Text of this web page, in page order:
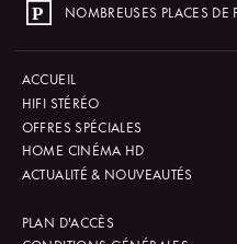
NOMBREUSES PLACES DE
ACCUEIL
HIFI STÉRÉO
OFFRES SPÉCIALES
HOME CINÉMA HD
ACTUALITÉ & NOUVEAUTÉS
PLAN D'ACCÈS